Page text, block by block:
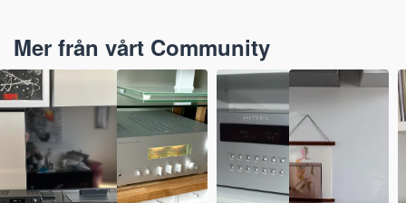
Mer från vårt Community